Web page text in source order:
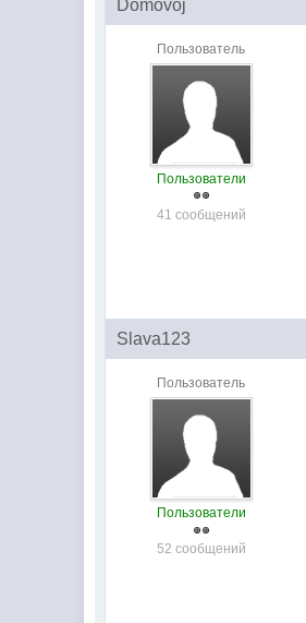
Domovoj
Пользователь
Пользователи
41 сообщений
Slava123
Пользователь
Пользователи
52 сообщений